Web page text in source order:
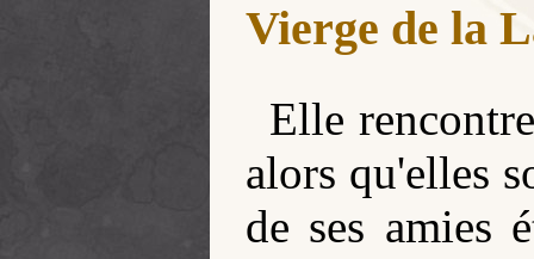
Vierge de la
Elle
alors qu'elles
de ses amies